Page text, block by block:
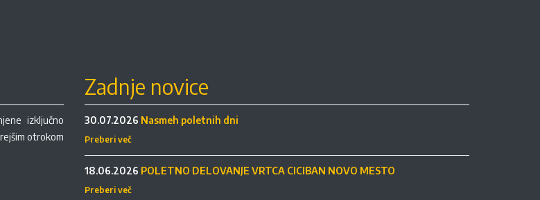
izključno
otrokom
Zadnje novice
30.07.2026 Nasmeh poletnih dni
Preberi več
18.06.2026 POLETNO DELOVANJE VRTCA CICIBAN NOVO MESTO
Preberi več